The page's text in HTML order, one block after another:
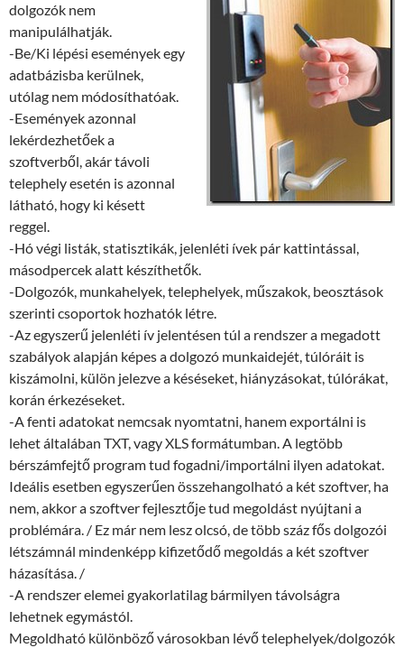
dolgozók nem
manipulálhatják.
-Be/Ki lépési események egy
adatbázisba kerülnek,
utólag nem módosíthatóak.
-Események azonnal
lekérdezhetőek a
szoftverből, akár távoli
telephely esetén is azonnal
látható, hogy ki késett
reggel.
-Hó végi listák, statisztikák, jelenléti ívek pár kattintással,
másodpercek alatt készíthetők.
-Dolgozók, munkahelyek, telephelyek, műszakok, beosztások
szerinti csoportok hozhatók létre.
-Az egyszerű jelenléti ív jelentésen túl a rendszer a megadott
szabályok alapján képes a dolgozó munkaidejét, túlóráit is
kiszámolni, külön jelezve a késéseket, hiányzásokat, túlórákat,
korán érkezéseket.
-A fenti adatokat nemcsak nyomtatni, hanem exportálni is
lehet általában TXT, vagy XLS formátumban. A legtöbb
bérszámfejtő program tud fogadni/importálni ilyen adatokat.
Ideális esetben egyszerűen összehangolható a két szoftver, ha
nem, akkor a szoftver fejlesztője tud megoldást nyújtani a
problémára. / Ez már nem lesz olcsó, de több száz fős dolgozói
létszámnál mindenképp kifizetődő megoldás a két szoftver
házasítása. /
-A rendszer elemei gyakorlatilag bármilyen távolságra
lehetnek egymástól.
Megoldható különböző városokban lévő telephelyek/dolgozók